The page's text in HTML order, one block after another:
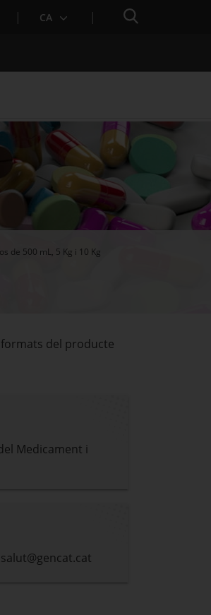
CA Cercador
de 500 mL, 5 Kg i 10 Kg
del producte
en una nova finestra.
Medicament i